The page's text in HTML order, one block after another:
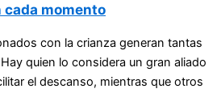
cada momento
con la crianza generan tantas
quien lo considera un gran aliado
el descanso, mientras que otros